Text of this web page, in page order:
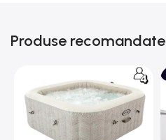
Produse recomandate